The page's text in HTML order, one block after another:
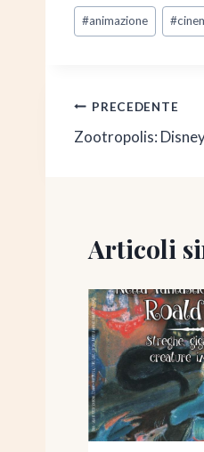
Tag
articolo:
#animazione #
Navigazione
articoli
PRECEDENTE
Zootropolis:
Articoli